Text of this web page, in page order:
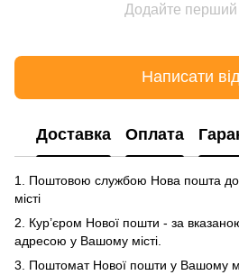
Додайте перший
Написати
Доставка Оплата
1. Поштовою службою Нова пошта до
місті
2. Кур’єром Нової пошти - за
адресою у Вашому місті.
3. Поштомат Нової пошти у Вашому